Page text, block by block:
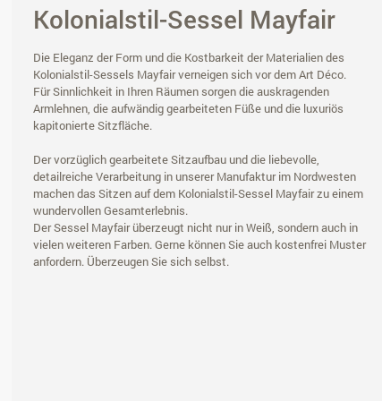
Kolonialstil-Sessel Mayfair
Die Eleganz der Form und die Kostbarkeit der Materialien des
Kolonialstil-Sessels Mayfair verneigen sich vor dem Art Déco.
Für Sinnlichkeit in Ihren Räumen sorgen die auskragenden
Armlehnen, die aufwändig gearbeiteten Füße und die luxuriös
kapitonierte Sitzfläche.
Der vorzüglich gearbeitete Sitzaufbau und die liebevolle,
detailreiche Verarbeitung in unserer Manufaktur im Nordwesten
machen das Sitzen auf dem Kolonialstil-Sessel Mayfair zu einem
wundervollen Gesamterlebnis.
Der Sessel Mayfair überzeugt nicht nur in Weiß, sondern auch in
vielen weiteren Farben. Gerne können Sie auch kostenfrei Muster
anfordern. Überzeugen Sie sich selbst.